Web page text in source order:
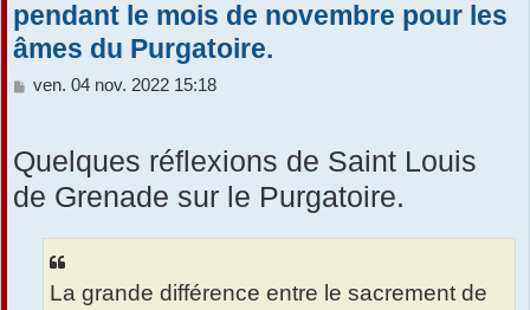
pendant le mois de novembre pour les
âmes du Purgatoire.
M
s
a
g
e
ven. 04 nov. 2022 15:18
Quelques réflexions de Saint Louis
de Grenade sur le Purgatoire.
La grande différence entre le sacrement de